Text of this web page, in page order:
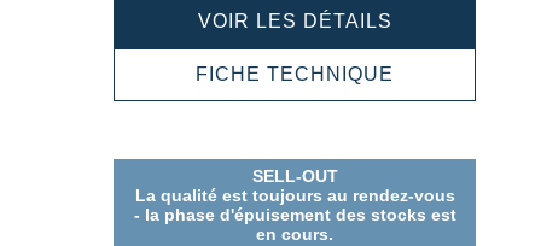
VOIR LES DÉTAILS
ACTIVE
512919013
FICHE TECHNIQUE
SELL-OUT
La qualité est toujours au rendez-vous
- la phase d'épuisement des stocks est
en cours.